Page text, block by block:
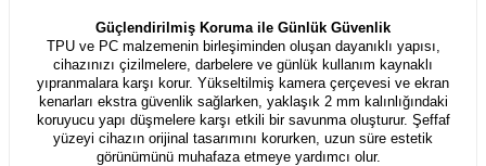
Güçlendirilmiş Koruma ile Günlük Güvenlik
TPU ve PC malzemenin birleşiminden oluşan dayanıklı yapısı,
cihazınızı çizilmelere, darbelere ve günlük kullanım kaynaklı
yıpranmalara karşı korur. Yükseltilmiş kamera çerçevesi ve ekran
kenarları ekstra güvenlik sağlarken, yaklaşık 2 mm kalınlığındaki
koruyucu yapı düşmelere karşı etkili bir savunma oluşturur. Şeffaf
yüzeyi cihazın orijinal tasarımını korurken, uzun süre estetik
görünümünü muhafaza etmeye yardımcı olur.